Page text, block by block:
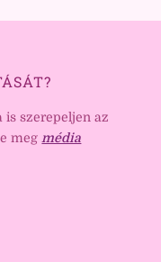
is szerepeljen az
megmédia